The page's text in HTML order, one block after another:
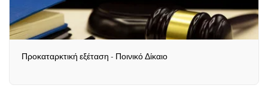
Προκαταρκτική εξέταση - Ποινικό Δίκαιο